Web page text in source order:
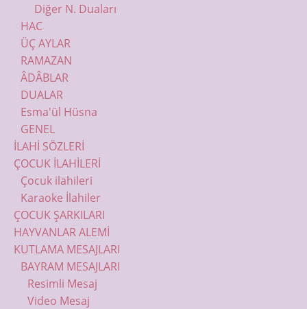
Diğer N. Duaları
HAC
ÜÇ AYLAR
RAMAZAN
ÂDÂBLAR
DUALAR
Esma'ül Hüsna
GENEL
İLAHİ SÖZLERİ
ÇOCUK İLAHİLERİ
Çocuk ilahileri
Karaoke İlahiler
ÇOCUK ŞARKILARI
HAYVANLAR ALEMİ
KUTLAMA MESAJLARI
BAYRAM MESAJLARI
Resimli Mesaj
Video Mesaj